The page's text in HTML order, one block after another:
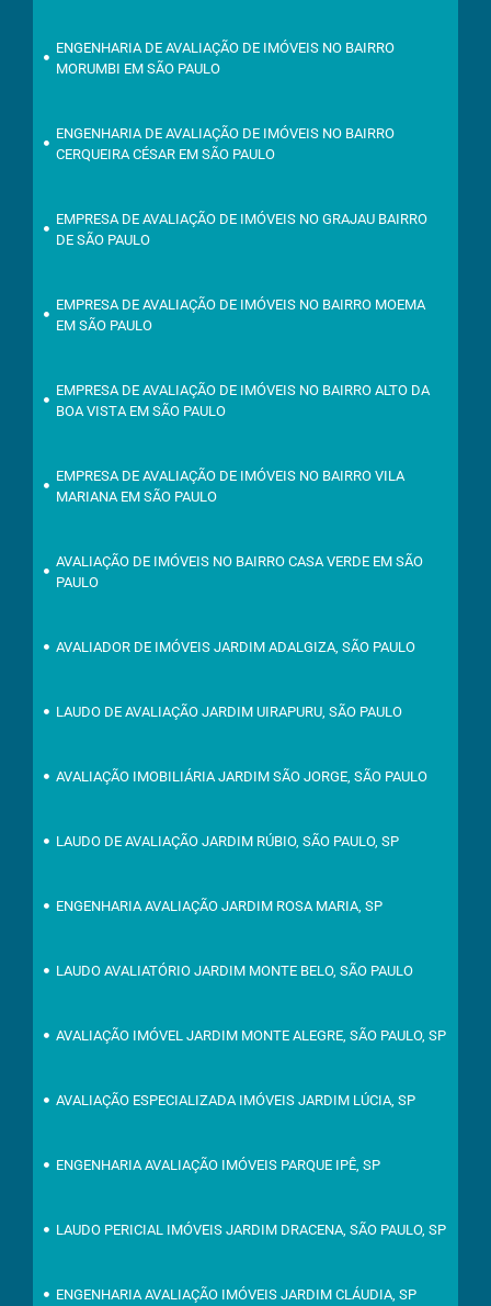
ENGENHARIA DE AVALIAÇÃO DE IMÓVEIS NO BAIRRO
MORUMBI EM SÃO PAULO
ENGENHARIA DE AVALIAÇÃO DE IMÓVEIS NO BAIRRO
CERQUEIRA CÉSAR EM SÃO PAULO
EMPRESA DE AVALIAÇÃO DE IMÓVEIS NO GRAJAU BAIRRO
DE SÃO PAULO
EMPRESA DE AVALIAÇÃO DE IMÓVEIS NO BAIRRO MOEMA
EM SÃO PAULO
EMPRESA DE AVALIAÇÃO DE IMÓVEIS NO BAIRRO ALTO DA
BOA VISTA EM SÃO PAULO
EMPRESA DE AVALIAÇÃO DE IMÓVEIS NO BAIRRO VILA
MARIANA EM SÃO PAULO
AVALIAÇÃO DE IMÓVEIS NO BAIRRO CASA VERDE EM SÃO
PAULO
AVALIADOR DE IMÓVEIS JARDIM ADALGIZA, SÃO PAULO
LAUDO DE AVALIAÇÃO JARDIM UIRAPURU, SÃO PAULO
AVALIAÇÃO IMOBILIÁRIA JARDIM SÃO JORGE, SÃO PAULO
LAUDO DE AVALIAÇÃO JARDIM RÚBIO, SÃO PAULO, SP
ENGENHARIA AVALIAÇÃO JARDIM ROSA MARIA, SP
LAUDO AVALIATÓRIO JARDIM MONTE BELO, SÃO PAULO
AVALIAÇÃO IMÓVEL JARDIM MONTE ALEGRE, SÃO PAULO, SP
AVALIAÇÃO ESPECIALIZADA IMÓVEIS JARDIM LÚCIA, SP
ENGENHARIA AVALIAÇÃO IMÓVEIS PARQUE IPÊ, SP
LAUDO PERICIAL IMÓVEIS JARDIM DRACENA, SÃO PAULO, SP
ENGENHARIA AVALIAÇÃO IMÓVEIS JARDIM CLÁUDIA, SP